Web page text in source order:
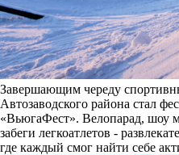
Завершающим череду
Автозаводского района стал
«ВьюгаФест». Велопарад, шоу
забеги легкоатлетов -
где каждый смог найти себе